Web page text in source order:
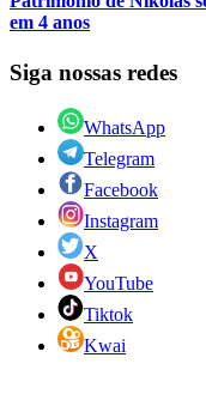
em 4 anos
Siga nossas redes
WhatsApp
Telegram
Facebook
Instagram
X
YouTube
Tiktok
Kwai